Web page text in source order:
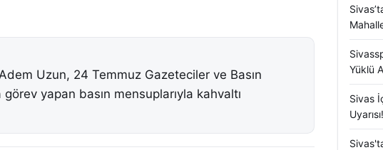
Uzun, 24 Temmuz Gazeteciler ve Basın
görev yapan basın mensuplarıyla kahvaltı
Yüklü
Sivas
Uyarısı!